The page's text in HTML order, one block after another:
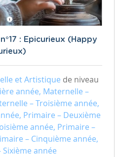
n°17 : Epicurieux (Happy
et Artistique de niveau
année, Maternelle –
– Troisième année,
Primaire – Deuxième
année, Primaire –
– Cinquième année,
année